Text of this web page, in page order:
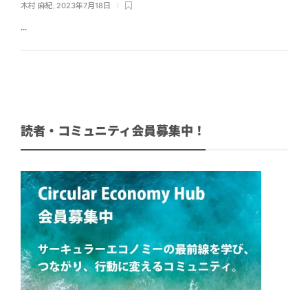
木村 麻紀, 2023年7月18日
...
読者・コミュニティ会員募集中！